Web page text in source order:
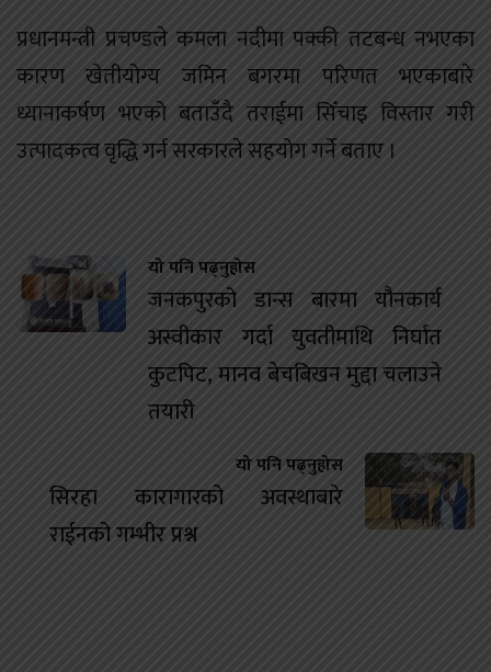
प्रधानमन्त्री प्रचण्डले कमला नदीमा पक्की तटबन्ध नभएका
कारण खेतीयोग्य जमिन बगरमा परिणत भएकाबारे
ध्यानाकर्षण भएको बताउँदै तराईमा सिँचाइ विस्तार गरी
उत्पादकत्व वृद्धि गर्न सरकारले सहयोग गर्ने बताए ।
यो पनि पढ्नुहोस
जनकपुरको डान्स बारमा यौनकार्य
अस्वीकार गर्दा युवतीमाथि निर्घात
कुटपिट, मानव बेचबिखन मुद्दा चलाउने
तयारी
यो पनि पढ्नुहोस
सिरहा कारागारको अवस्थाबारे
राईनको गम्भीर प्रश्न